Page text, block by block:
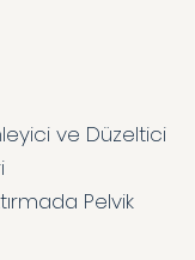
ve Düzeltici
Pelvik